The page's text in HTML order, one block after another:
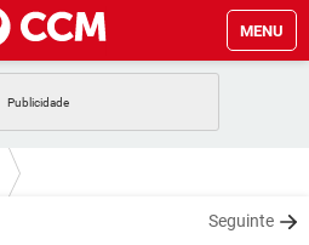
MENU
Seguinte